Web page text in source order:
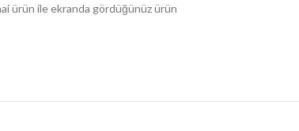
ürün ile ekranda gördüğünüz ürün